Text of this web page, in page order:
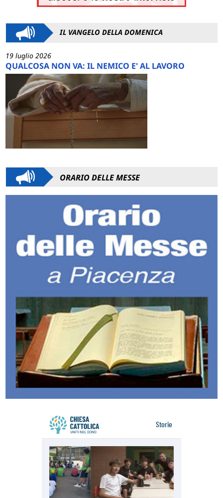
IL VANGELO DELLA DOMENICA
19 luglio 2026
QUALCOSA NON VA: IL NEMICO E' AL LAVORO
ORARIO DELLE MESSE